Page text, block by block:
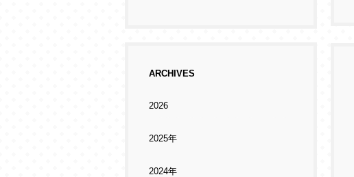
ARCHIVES
2026
2025年
2024年